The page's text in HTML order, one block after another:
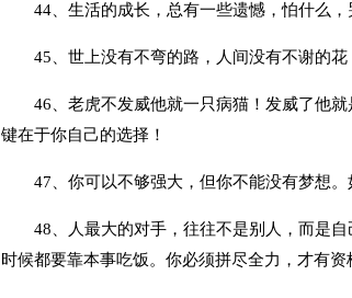
44、生活的成长，总有一些遗憾，怕什么，
45、世上没有不弯的路，人间没有不谢的花
46、老虎不发威他就一只病猫！发威了他就
键在于你自己的选择！
47、你可以不够强大，但你不能没有梦想。
48、人最大的对手，往往不是别人，而是自
时候都要靠本事吃饭。你必须拼尽全力，才有资